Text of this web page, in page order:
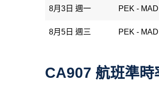
8月3日 週一 PEK - MAD
8月5日 週三 PEK - MAD
CA907 航班準時